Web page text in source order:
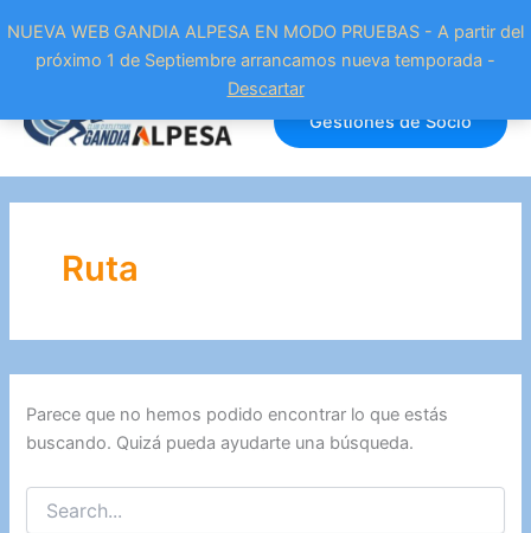
NUEVA WEB GANDIA ALPESA EN MODO PRUEBAS - A partir del
próximo 1 de Septiembre arrancamos nueva temporada -
Descartar
contenido
Gestiones de Socio
Ruta
Parece que no hemos podido encontrar lo que estás
buscando. Quizá pueda ayudarte una búsqueda.
por: